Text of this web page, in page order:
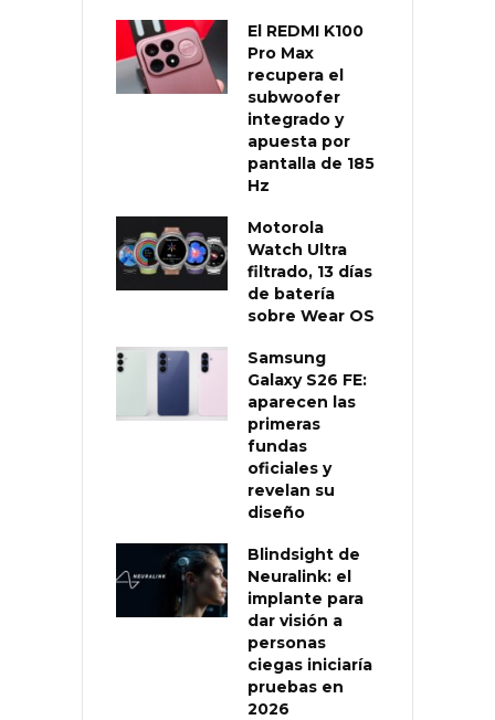
El REDMI K100
Pro Max
recupera el
subwoofer
integrado y
apuesta por
pantalla de 185
Hz
Motorola
Watch Ultra
filtrado, 13 días
de batería
sobre Wear OS
Samsung
Galaxy S26 FE:
aparecen las
primeras
fundas
oficiales y
revelan su
diseño
Blindsight de
Neuralink: el
implante para
dar visión a
personas
ciegas iniciaría
pruebas en
2026